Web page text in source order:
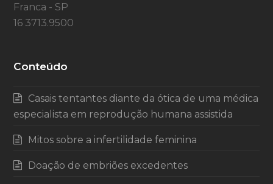
Franca - SP
16 3713.9500
Conteúdo
Casais tentantes diante da ótica de uma médica
especialista em reprodução humana assistida
Mitos sobre a infertilidade feminina
Doação de embriões excedentes